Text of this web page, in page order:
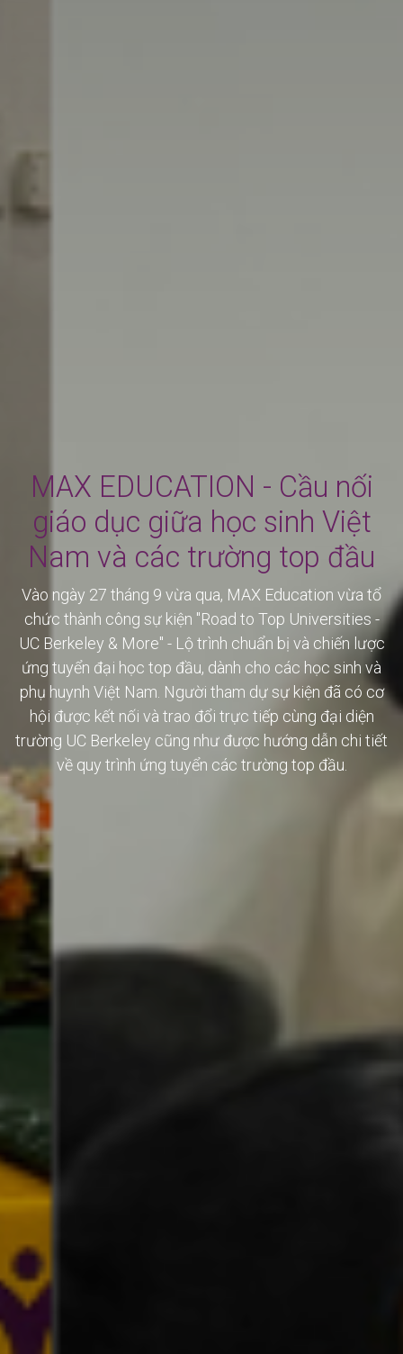
MAX EDUCATION - Cầu nối
giáo dục giữa học sinh Việt
Nam và các trường top đầu
Vào ngày 27 tháng 9 vừa qua, MAX Education vừa tổ
chức thành công sự kiện "Road to Top Universities -
UC Berkeley & More" - Lộ trình chuẩn bị và chiến lược
ứng tuyển đại học top đầu, dành cho các học sinh và
phụ huynh Việt Nam. Người tham dự sự kiện đã có cơ
hội được kết nối và trao đổi trực tiếp cùng đại diện
trường UC Berkeley cũng như được hướng dẫn chi tiết
về quy trình ứng tuyển các trường top đầu.